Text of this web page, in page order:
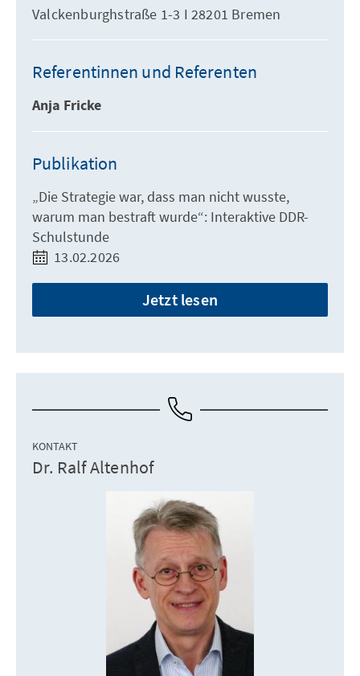
Valckenburghstraße 1-3 I 28201 Bremen
Referentinnen und Referenten
Anja Fricke
Publikation
„Die Strategie war, dass man nicht wusste,
warum man bestraft wurde“: Interaktive DDR-
Schulstunde
13.02.2026
Jetzt lesen
KONTAKT
Dr. Ralf Altenhof